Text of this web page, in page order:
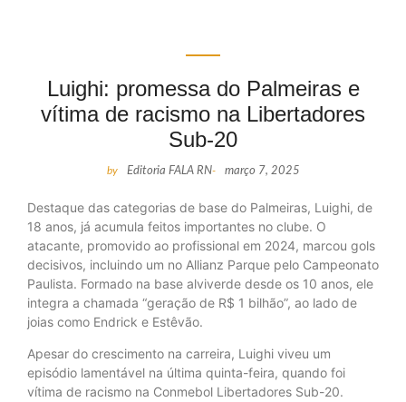
Luighi: promessa do Palmeiras e
vítima de racismo na Libertadores
Sub-20
by Editoria FALA RN- março 7, 2025
Destaque das categorias de base do Palmeiras, Luighi, de
18 anos, já acumula feitos importantes no clube. O
atacante, promovido ao profissional em 2024, marcou gols
decisivos, incluindo um no Allianz Parque pelo Campeonato
Paulista. Formado na base alviverde desde os 10 anos, ele
integra a chamada “geração de R$ 1 bilhão”, ao lado de
joias como Endrick e Estêvão.
Apesar do crescimento na carreira, Luighi viveu um
episódio lamentável na última quinta-feira, quando foi
vítima de racismo na Conmebol Libertadores Sub-20.